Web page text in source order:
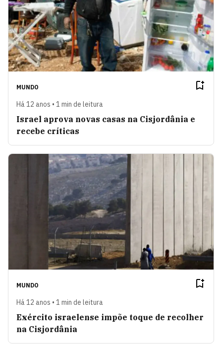
MUNDO
Há 12 anos • 1 min de leitura
Israel aprova novas casas na Cisjordânia e
recebe críticas
MUNDO
Há 12 anos • 1 min de leitura
Exército israelense impõe toque de recolher
na Cisjordânia